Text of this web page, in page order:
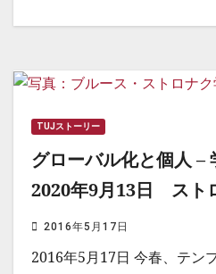
TUJストーリー
グローバル化と個人 –
2020年9月13日 スト
2016年5月17日
2016年5月17日 今春、テン